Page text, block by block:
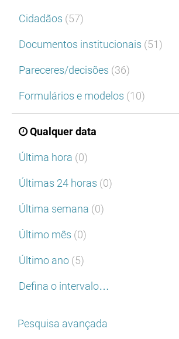
Cidadãos (57)
Documentos institucionais (51)
Pareceres/decisões (36)
Formulários e modelos (10)
Qualquer data
Última hora (0)
Últimas 24 horas (0)
Última semana (0)
Último mês (0)
Último ano (5)
Defina o intervalo…
Pesquisa avançada